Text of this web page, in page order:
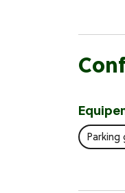
Parking